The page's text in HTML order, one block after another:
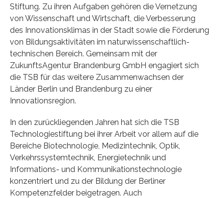
Stiftung. Zu ihren Aufgaben gehören die Vernetzung
von Wissenschaft und Wirtschaft, die Verbesserung
des Innovationsklimas in der Stadt sowie die Förderung
von Bildungsaktivitäten im naturwissenschaftlich-
technischen Bereich. Gemeinsam mit der
ZukunftsAgentur Brandenburg GmbH engagiert sich
die TSB für das weitere Zusammenwachsen der
Länder Berlin und Brandenburg zu einer
Innovationsregion.
In den zurückliegenden Jahren hat sich die TSB
Technologiestiftung bei ihrer Arbeit vor allem auf die
Bereiche Biotechnologie, Medizintechnik, Optik,
Verkehrssystemtechnik, Energietechnik und
Informations- und Kommunikationstechnologie
konzentriert und zu der Bildung der Berliner
Kompetenzfelder beigetragen. Auch